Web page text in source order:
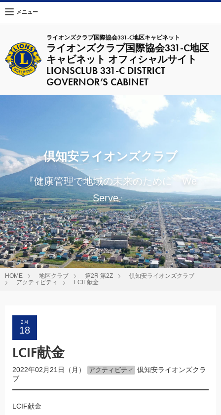
ライオンズクラブ国際協会331-C地区キャビネット
ライオンズクラブ国際協会331-C地区
キャビネット オフィシャルサイト
LIONSCLUB 331-C DISTRICT
GOVERNOR’S CABINET
メニュー
倶知安ライオンズクラブ
『健康管理で地域の未来のために We
Serve』
HOME 地区クラブ 第2R 第2Z
倶知安ライオンズクラブ
アクティビティ
LCIF献金
2月
18
LCIF献金
2022年02月21日（月） アクティビティ 倶知安ライオンズクラ
ブ
LCIF献金